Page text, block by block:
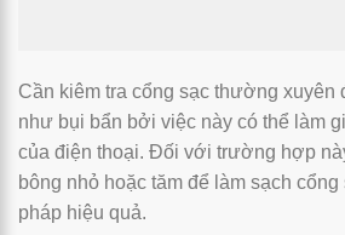
Cần kiêm tra cổng sạc thường xuyên
như bụi bẩn bởi việc này có thể làm
của điện thoại. Đối với trường hợp
bông nhỏ hoặc tăm để làm sạch
pháp hiệu quả.